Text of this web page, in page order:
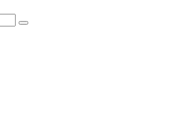
Search